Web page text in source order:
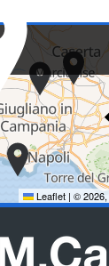
Leaflet | © 2026,